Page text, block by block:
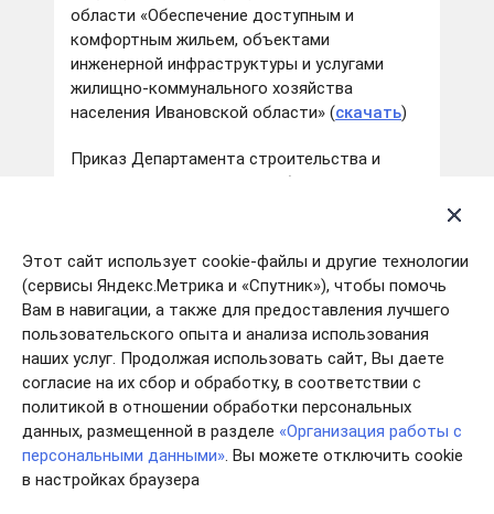
Этот сайт использует cookie-файлы и другие технологии
(сервисы Яндекс.Метрика и «Спутник»), чтобы помочь
Вам в навигации, а также для предоставления лучшего
пользовательского опыта и анализа использования
наших услуг. Продолжая использовать сайт, Вы даете
согласие на их сбор и обработку, в соответствии с
политикой в отношении обработки персональных
данных, размещенной в разделе «Организация работы с
персональными данными». Вы можете отключить cookie
в настройках браузера
области «Обеспечение доступным и
комфортным жильем, объектами
инженерной инфраструктуры и услугами
жилищно-коммунального хозяйства
населения Ивановской области» (скачать)
Приказ Департамента строительства и
архитектуры Ивановской области от
архитектуры Ивановской области от от
16.02.2017 № 16 «Об утверждении типовой
формы Соглашения о предоставлении
субсидии из областного бюджета
бюджетам муниципальных образований
Ивановской области на газификацию
населенных пунктов Ивановской области в
рамках иных непрограммных мероприятий по
наказам избирателей депутатам
Ивановской областной Думы» (